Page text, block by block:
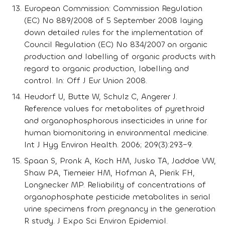
European Commission: Commission Regulation
(EC) No 889/2008 of 5 September 2008 laying
down detailed rules for the implementation of
Council Regulation (EC) No 834/2007 on organic
production and labelling of organic products with
regard to organic production, labelling and
control. In: Off J Eur Union 2008.
Heudorf U, Butte W, Schulz C, Angerer J.
Reference values for metabolites of pyrethroid
and organophosphorous insecticides in urine for
human biomonitoring in environmental medicine.
Int J Hyg Environ Health. 2006; 209(3):293–9.
Spaan S, Pronk A, Koch HM, Jusko TA, Jaddoe VW,
Shaw PA, Tiemeier HM, Hofman A, Pierik FH,
Longnecker MP. Reliability of concentrations of
organophosphate pesticide metabolites in serial
urine specimens from pregnancy in the generation
R study. J Expo Sci Environ Epidemiol.